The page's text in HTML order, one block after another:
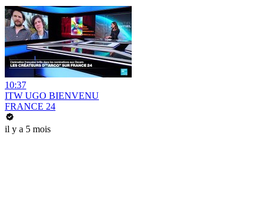
10:37
ITW UGO BIENVENU
FRANCE 24
il y a 5 mois